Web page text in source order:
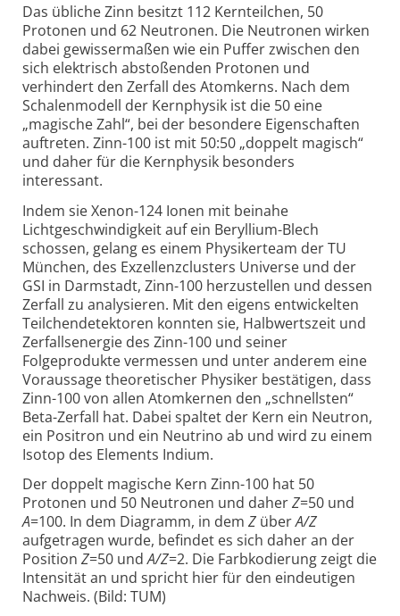
Das übliche Zinn besitzt 112 Kernteilchen, 50
Protonen und 62 Neutronen. Die Neutronen wirken
dabei gewissermaßen wie ein Puffer zwischen den
sich elektrisch abstoßenden Protonen und
verhindert den Zerfall des Atomkerns. Nach dem
Schalenmodell der Kernphysik ist die 50 eine
„magische Zahl“, bei der besondere Eigenschaften
auftreten. Zinn-100 ist mit 50:50 „doppelt magisch“
und daher für die Kernphysik besonders
interessant.
Indem sie Xenon-124 Ionen mit beinahe
Lichtgeschwindigkeit auf ein Beryllium-Blech
schossen, gelang es einem Physikerteam der TU
München, des Exzellenzclusters Universe und der
GSI in Darmstadt, Zinn-100 herzustellen und dessen
Zerfall zu analysieren. Mit den eigens entwickelten
Teilchendetektoren konnten sie, Halbwertszeit und
Zerfallsenergie des Zinn-100 und seiner
Folgeprodukte vermessen und unter anderem eine
Voraussage theoretischer Physiker bestätigen, dass
Zinn-100 von allen Atomkernen den „schnellsten“
Beta-Zerfall hat. Dabei spaltet der Kern ein Neutron,
ein Positron und ein Neutrino ab und wird zu einem
Isotop des Elements Indium.
Der doppelt magische Kern Zinn-100 hat 50
Protonen und 50 Neutronen und daherZ=50 und
A=100. In dem Diagramm, in dem Z überA/Z
aufgetragen wurde, befindet es sich daher an der
Position Z=50 undA/Z=2. Die Farbkodierung zeigt die
Intensität an und spricht hier für den eindeutigen
Nachweis. (Bild: TUM)